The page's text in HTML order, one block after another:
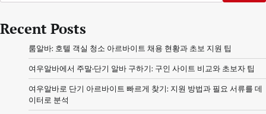
Recent Posts
룸알바: 호텔 객실 청소 아르바이트 채용 현황과 초보 지원 팁
여우알바에서 주말·단기 알바 구하기: 구인 사이트 비교와 초보자 팁
여우알바로 단기 아르바이트 빠르게 찾기: 지원 방법과 필요 서류를 데
이터로 분석